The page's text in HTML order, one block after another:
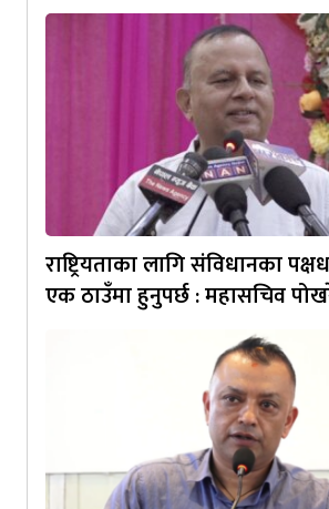
राष्ट्रियताका लागि संविधानका
एक ठाउँमा हुनुपर्छ : महासचिव